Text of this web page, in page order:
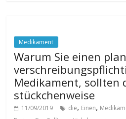
Medikament
Warum Sie einen
Medikament, sollten
stückchenweise
11/09/2019 die, Einen,